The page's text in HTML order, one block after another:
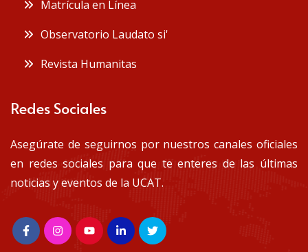
Matrícula en Línea
Observatorio Laudato si'
Revista Humanitas
Redes Sociales
Asegúrate de seguirnos por nuestros canales oficiales
en redes sociales para que te enteres de las últimas
noticias y eventos de la UCAT.